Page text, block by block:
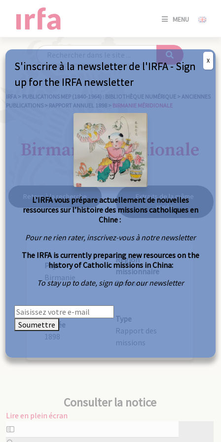
MENU
SE
/
IRFA > PUBLICATIONS MEP (1840-1964) : BIBLIOTHÈQUE NUMÉRIQUE > ANCIENNES
PUBLICATIONS > RAPPORT ANNUEL 1898 > BIRMANIE MÉRIDIONALE
Birmanie méridionale
Retour à la recherche
Extraits de la même
année
Pays
Birmanie
Région
missionnaire
Birmanie
Année
1898
Type
Rapport des
missions
Consulter la notice
Lire en plein écran
Aller
au
S'inscrire à la newsletter de l'IRFA - Sign
up for the IRFA newsletter
L’IRFA vous prépare actuellement de nouvelles
ressources sur l’histoire des missions catholiques en
Chine :
Pour ne rien rater, inscrivez-vous à notre newsletter
The IRFA is currently preparing new resources on the
history of Catholic missions in China:
To stay up to date, sign up for our newsletter
Soumettre
X